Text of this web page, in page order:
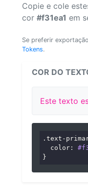
Copie e cole
cor #f31ea1 em
Se preferir
Tokens.
COR DO
Este texto
.text-
color :
}